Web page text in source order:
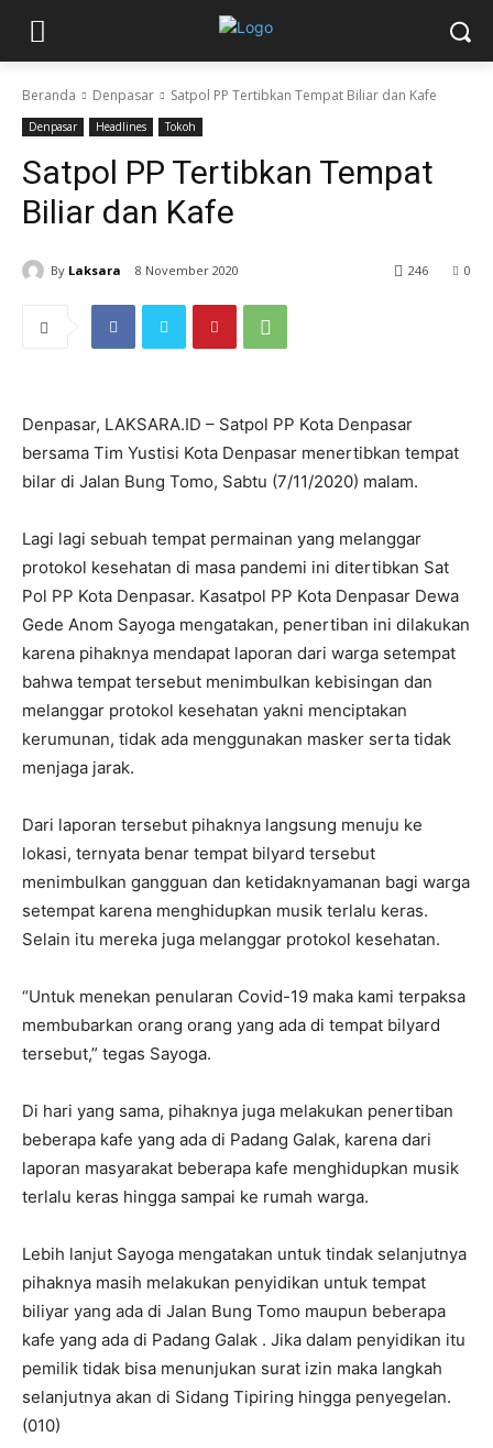
Beranda Denpasar Satpol PP Tertibkan Tempat Biliar dan Kafe
Denpasar Headlines Tokoh
Satpol PP Tertibkan Tempat
Biliar dan Kafe
By Laksara 8 November 2020 0
246
Denpasar, LAKSARA.ID – Satpol PP Kota Denpasar
bersama Tim Yustisi Kota Denpasar menertibkan tempat
bilar di Jalan Bung Tomo, Sabtu (7/11/2020) malam.
Lagi lagi sebuah tempat permainan yang melanggar
protokol kesehatan di masa pandemi ini ditertibkan Sat
Pol PP Kota Denpasar. Kasatpol PP Kota Denpasar Dewa
Gede Anom Sayoga mengatakan, penertiban ini dilakukan
karena pihaknya mendapat laporan dari warga setempat
bahwa tempat tersebut menimbulkan kebisingan dan
melanggar protokol kesehatan yakni menciptakan
kerumunan, tidak ada menggunakan masker serta tidak
menjaga jarak.
Dari laporan tersebut pihaknya langsung menuju ke
lokasi, ternyata benar tempat bilyard tersebut
menimbulkan gangguan dan ketidaknyamanan bagi warga
setempat karena menghidupkan musik terlalu keras.
Selain itu mereka juga melanggar protokol kesehatan.
“Untuk menekan penularan Covid-19 maka kami terpaksa
membubarkan orang orang yang ada di tempat bilyard
tersebut,” tegas Sayoga.
Di hari yang sama, pihaknya juga melakukan penertiban
beberapa kafe yang ada di Padang Galak, karena dari
laporan masyarakat beberapa kafe menghidupkan musik
terlalu keras hingga sampai ke rumah warga.
Lebih lanjut Sayoga mengatakan untuk tindak selanjutnya
pihaknya masih melakukan penyidikan untuk tempat
biliyar yang ada di Jalan Bung Tomo maupun beberapa
kafe yang ada di Padang Galak . Jika dalam penyidikan itu
pemilik tidak bisa menunjukan surat izin maka langkah
selanjutnya akan di Sidang Tipiring hingga penyegelan.
(010)